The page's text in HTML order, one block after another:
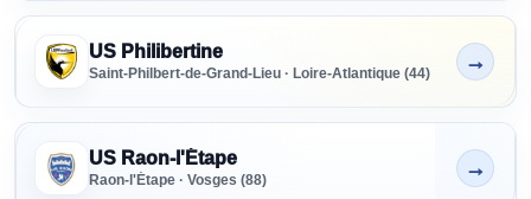
US Philibertine
Saint-Philbert-de-Grand-Lieu · Loire-Atlantique (44)
Non indiqué
→
US Raon-l'Étape
Raon-l'Étape · Vosges (88)
Non indiqué
→